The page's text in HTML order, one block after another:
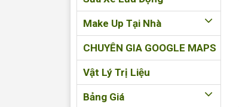
Make Up Tại Nhà
CHUYÊN GIA GOOGLE MAPS
Vật Lý Trị Liệu
Bảng Giá